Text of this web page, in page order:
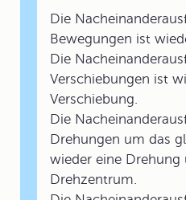
Die
Bewegungen ist
Die
Verschiebungen ist
Verschiebung.
Die
Drehungen um das
wieder eine Drehung
Drehzentrum.